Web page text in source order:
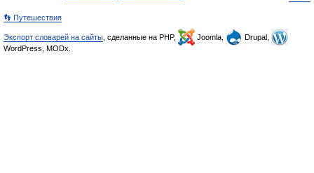
👣 Путешествия
Экспорт словарей на сайты , сделанные на PHP, Joomla,
Drupal,
WordPress, MODx.